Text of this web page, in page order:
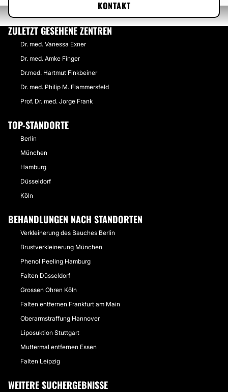
KONTAKT
ZULETZT GESEHENE ZENTREN
Dr. med. Vanessa Exner
Dr. med. Amke Finger
Dr.med. Hartmut Finkbeiner
Dr. med. Philip M. Flammersfeld
Prof. Dr. med. Jorge Frank
TOP-STANDORTE
Berlin
München
Hamburg
Düsseldorf
Köln
BEHANDLUNGEN NACH STANDORTEN
Verkleinerung des Bauches Berlin
Brustverkleinerung München
Phenol Peeling Hamburg
Falten Düsseldorf
Grossen Ohren Köln
Falten entfernen Frankfurt am Main
Oberarmstraffung Hannover
Liposuktion Stuttgart
Muttermal entfernen Essen
Falten Leipzig
WEITERE SUCHERGEBNISSE